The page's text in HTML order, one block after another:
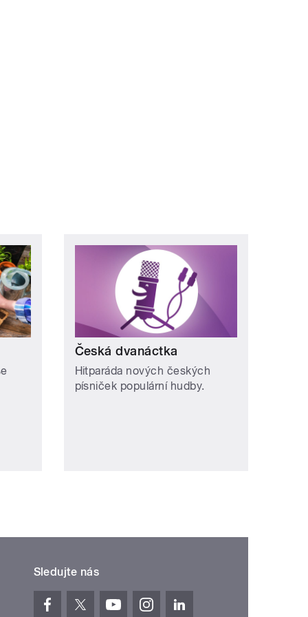
Česká dvanáctka
Hitparáda nových českých
písniček populární hudby.
Sledujte nás